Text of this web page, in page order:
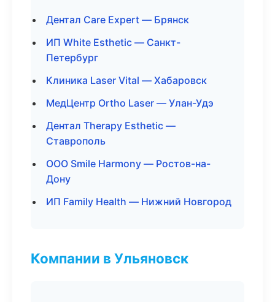
Дентал Care Expert — Брянск
ИП White Esthetic — Санкт-
Петербург
Клиника Laser Vital — Хабаровск
МедЦентр Ortho Laser — Улан-Удэ
Дентал Therapy Esthetic —
Ставрополь
ООО Smile Harmony — Ростов-на-
Дону
ИП Family Health — Нижний Новгород
Компании в Ульяновск